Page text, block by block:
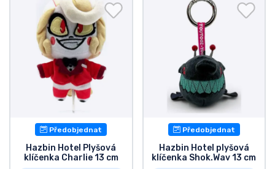
Předobjednat
Hazbin Hotel Plyšová
klíčenka Charlie 13 cm
Předobjednat
Hazbin Hotel plyšová
klíčenka Shok.Wav 13 cm
Hudební věci
Typy produktů
Značky